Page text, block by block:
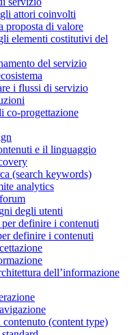
attori coinvolti
proposta di valore
elementi costitutivi del
del servizio
i flussi di servizio
co-progettazione
e il linguaggio
(search keywords)
analytics
degli utenti
definire i contenuti
definire i contenuti
dell’informazione
(content type)